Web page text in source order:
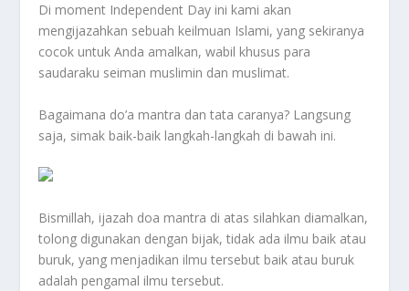
Di moment Independent Day ini kami akan
mengijazahkan sebuah keilmuan Islami, yang sekiranya
cocok untuk Anda amalkan, wabil khusus para
saudaraku seiman muslimin dan muslimat.
Bagaimana do’a mantra dan tata caranya? Langsung
saja, simak baik-baik langkah-langkah di bawah ini.
Bismillah, ijazah doa mantra di atas silahkan diamalkan,
tolong digunakan dengan bijak, tidak ada ilmu baik atau
buruk, yang menjadikan ilmu tersebut baik atau buruk
adalah pengamal ilmu tersebut.